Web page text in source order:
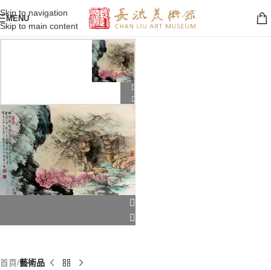
Skip to navigation
Skip to main content
MENU
首頁 藝術品